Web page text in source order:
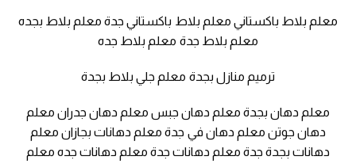
معلم بلاط باكستاني معلم بلاط باكستاني جدة معلم بلاط بجده
معلم بلاط جدة معلم بلاط جده
ترميم منازل بجدة معلم جلي بلاط بجدة
معلم دهان بجدة معلم دهان جبس معلم دهان جدران معلم
دهان جوتن معلم دهان في جدة معلم دهانات بجازان معلم
دهانات بجدة جدة معلم دهانات جدة معلم دهانات جده معلم